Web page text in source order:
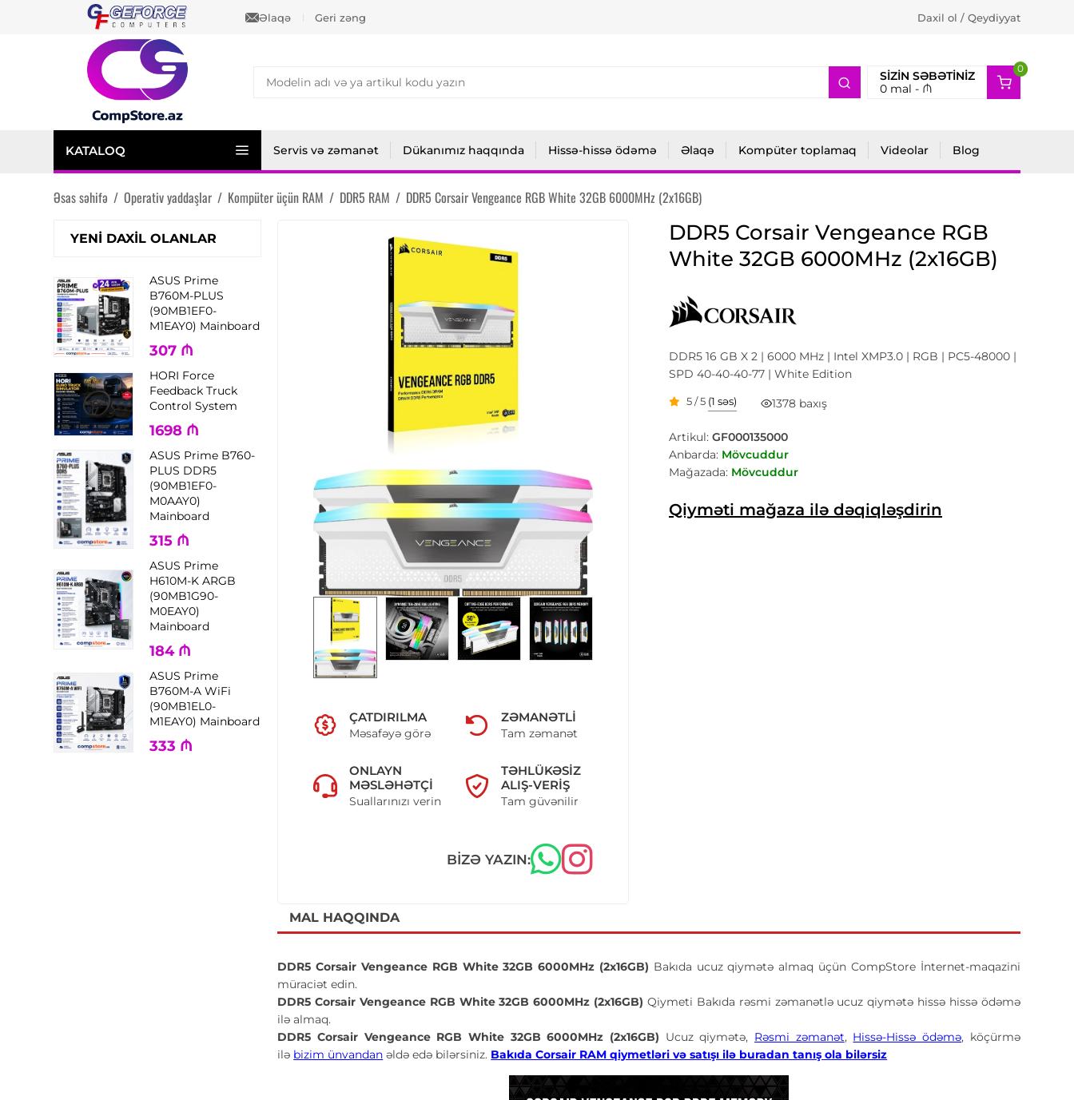
Əlaqə Geri zəng Daxil ol / Qeydiyyat
SIZIN SƏBƏTINIZ
0mal - ₼
0
2
KATALOQ Servis və zəmanət Dükanımız haqqında Hissə-hissə ödəmə Əlaqə Kompüter toplamaq Videolar Blog
Əsas səhifə / Operativ yaddaşlar / Kompüter üçün RAM / DDR5 RAM / DDR5 Corsair Vengeance RGB White 32GB 6000MHz (2x16GB)
YENI DAXIL OLANLAR
ASUS Prime
B760M-PLUS
(90MB1EF0-
M1EAY0) Mainboard
307 ₼
HORI Force
Feedback Truck
Control System
1698 ₼
ASUS Prime B760-
PLUS DDR5
(90MB1EF0-
M0AAY0)
Mainboard
315 ₼
ASUS Prime
H610M-K ARGB
(90MB1G90-
M0EAY0)
Mainboard
184 ₼
ASUS Prime
B760M-A WiFi
(90MB1EL0-
M1EAY0) Mainboard
333 ₼
ÇATDIRILMA
Məsafəyə görə
ZƏMANƏTLI
Tam zəmanət
ONLAYN
MƏSLƏHƏTÇI
Suallarınızı verin
TƏHLÜKƏSIZ
ALIŞ-VERIŞ
Tam güvənilir
BIZƏ YAZIN:
DDR5 Corsair Vengeance RGB
White 32GB 6000MHz (2x16GB)
DDR5 16 GB X 2 | 6000 MHz | Intel XMP3.0 | RGB | PC5-48000 |
SPD 40-40-40-77 | White Edition
5 / 5 (1 səs) 1378 baxış
Artikul: GF000135000
Anbarda: Mövcuddur
Mağazada: Mövcuddur
Qiyməti mağaza ilə dəqiqləşdirin
MAL HAQQINDA
DDR5 Corsair Vengeance RGB White 32GB 6000MHz (2x16GB) Bakıda ucuz qiymətə almaq üçün CompStore İnternet-maqazini
müraciət edin.
DDR5 Corsair Vengeance RGB White 32GB 6000MHz (2x16GB) Qiymeti Bakıda rəsmi zəmanətlə ucuz qiymətə hissə hissə ödəmə
ilə almaq.
DDR5 Corsair Vengeance RGB White 32GB 6000MHz (2x16GB) Ucuz qiymətə, Rəsmi zəmanət, Hissə-Hissə ödəmə, köçürmə
ilə bizim ünvandan əldə edə bilərsiniz. Bakıda Corsair RAM qiymetləri və satışı ilə buradan tanış ola bilərsiz